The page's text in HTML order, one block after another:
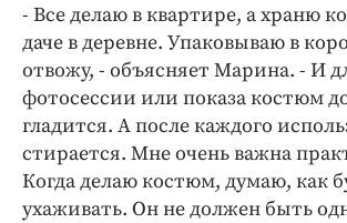
- Все делаю в квартире, а храню
даче в деревне. Упаковываю в
отвожу, - объясняет Марина. - И
фотосессии или показа костюм
гладится. А после каждого
стирается. Мне очень важна
Когда делаю костюм, думаю, как
ухаживать. Он не должен быть